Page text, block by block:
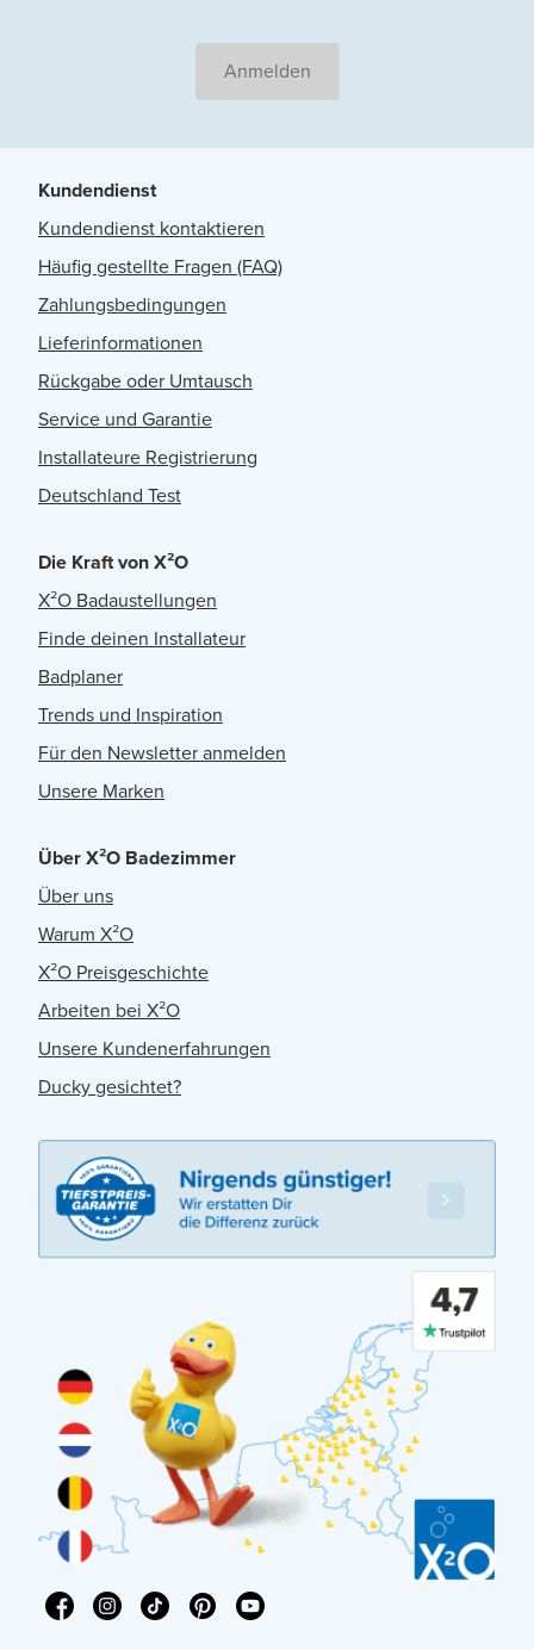
Anmelden
Kundendienst
Kundendienst kontaktieren
Häufig gestellte Fragen (FAQ)
Zahlungsbedingungen
Lieferinformationen
Rückgabe oder Umtausch
Service und Garantie
Installateure Registrierung
Deutschland Test
Die Kraft von X²O
X²O Badaustellungen
Finde deinen Installateur
Badplaner
Trends und Inspiration
Für den Newsletter anmelden
Unsere Marken
Über X²O Badezimmer
Über uns
Warum X²O
X²O Preisgeschichte
Arbeiten bei X²O
Unsere Kundenerfahrungen
Ducky gesichtet?